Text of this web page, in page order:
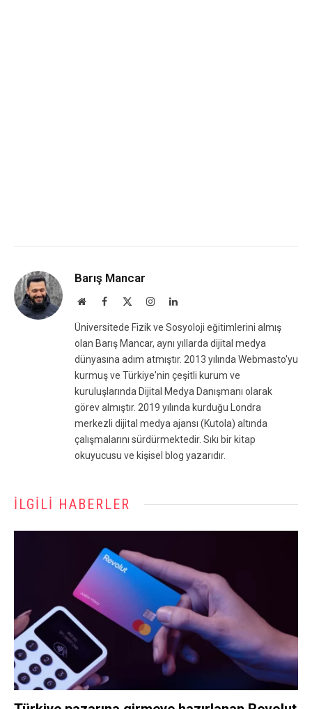
Barış Mancar
WebsiteFacebook InstagramLinkedIn
Üniversitede Fizik ve Sosyoloji eğitimlerini almış
olan Barış Mancar, aynı yıllarda dijital medya
dünyasına adım atmıştır. 2013 yılında Webmasto'yu
kurmuş ve Türkiye'nin çeşitli kurum ve
kuruluşlarında Dijital Medya Danışmanı olarak
görev almıştır. 2019 yılında kurduğu Londra
merkezli dijital medya ajansı (Kutola) altında
çalışmalarını sürdürmektedir. Sıkı bir kitap
okuyucusu ve kişisel blog yazarıdır.
İLGILI HABERLER